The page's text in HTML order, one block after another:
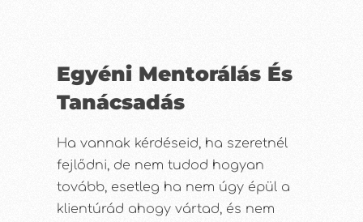
Egyéni Mentorálás És
Tanácsadás
Ha vannak kérdéseid, ha szeretnél
fejlődni, de nem tudod hogyan
tovább, esetleg ha nem úgy épül a
klientúrád ahogy vártad, és nem